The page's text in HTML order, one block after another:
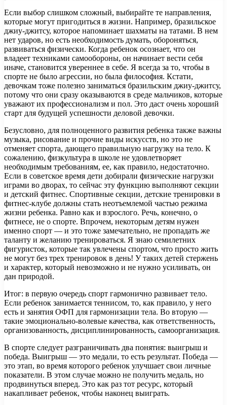
Если выбор слишком сложный, выбирайте те направления,
которые могут пригодиться в жизни. Например, бразильское
джиу-джитсу, которое напоминает шахматы на татами. В нем
нет ударов, но есть необходимость думать, обороняться,
развиваться физически. Когда ребенок осознает, что он
владеет техниками самообороны, он начинает вести себя
иначе, становится увереннее в себе. Я всегда за то, чтобы в
спорте не было агрессии, но была философия. Кстати,
девочкам тоже полезно заниматься бразильским джиу-джитсу,
потому что они сразу оказываются в среде мальчиков, которые
уважают их профессионализм и пол. Это даст очень хороший
старт для будущей успешности деловой девочки.
Безусловно, для полноценного развития ребенка также важны
музыка, рисование и прочие виды искусств, но это не
отменяет спорта, дающего правильную нагрузку на тело. К
сожалению, физкультура в школе не удовлетворяет
необходимым требованиям, ее, как правило, недостаточно.
Если в советское время дети добирали физические нагрузки
играми во дворах, то сейчас эту функцию выполняют секции
и детский фитнес. Спортивные секции, детские тренировки в
фитнес-клубе должны стать неотъемлемой частью режима
жизни ребенка. Равно как и взрослого. Речь, конечно, о
фитнесе, не о спорте. Впрочем, некоторым детям нужен
именно спорт — и это тоже замечательно, не пропадать же
таланту и желанию тренироваться. Я знаю семилетних
фигуристок, которые так увлечены спортом, что просто жить
не могут без трех тренировок в день! У таких детей стержень
и характер, который невозможно и не нужно усиливать, он
дан природой.
Итог: в первую очередь спорт гармонично развивает тело.
Если ребенок занимается теннисом, то, как правило, у него
есть и занятия ОФП для гармонизации тела. Во вторую —
такие эмоционально-волевые качества, как ответственность,
организованность, дисциплинированность, самоорганизация.
В спорте следует разграничивать два понятия: выигрыш и
победа. Выигрыш — это медали, то есть результат. Победа —
это этап, во время которого ребенок улучшает свои личные
показатели. В этом случае можно не получить медаль, но
продвинуться вперед. Это как раз тот ресурс, который
накапливает ребенок, чтобы наконец выиграть.